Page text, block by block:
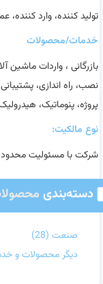
تولید کننده، وارد
خدمات/محصولات
بازرگانی ، واردات
نصب، راه اندازی،
پروژه، پنوماتیک،
نوع مالکیت:
شرکت با مسئولیت محدود
دسته‌بندی
صنعت (28)
دیگر محصولات و